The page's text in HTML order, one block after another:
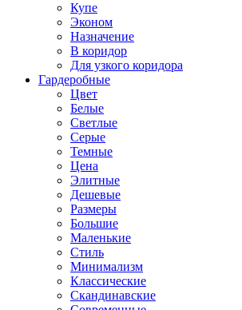
Купе
Эконом
Назначение
В коридор
Для узкого коридора
Гардеробные
Цвет
Белые
Светлые
Серые
Темные
Цена
Элитные
Дешевые
Размеры
Большие
Маленькие
Стиль
Минимализм
Классические
Скандинавские